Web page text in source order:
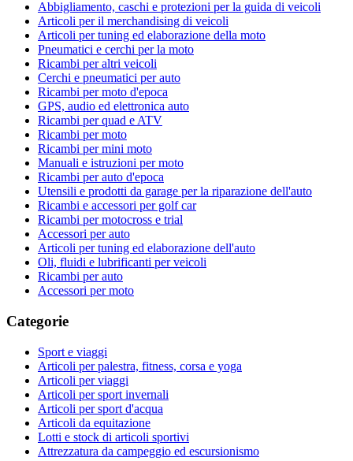
Abbigliamento, caschi e protezioni per la guida di veicoli
Articoli per il merchandising di veicoli
Articoli per tuning ed elaborazione della moto
Pneumatici e cerchi per la moto
Ricambi per altri veicoli
Cerchi e pneumatici per auto
Ricambi per moto d'epoca
GPS, audio ed elettronica auto
Ricambi per quad e ATV
Ricambi per moto
Ricambi per mini moto
Manuali e istruzioni per moto
Ricambi per auto d'epoca
Utensili e prodotti da garage per la riparazione dell'auto
Ricambi e accessori per golf car
Ricambi per motocross e trial
Accessori per auto
Articoli per tuning ed elaborazione dell'auto
Oli, fluidi e lubrificanti per veicoli
Ricambi per auto
Accessori per moto
Categorie
Sport e viaggi
Articoli per palestra, fitness, corsa e yoga
Articoli per viaggi
Articoli per sport invernali
Articoli per sport d'acqua
Articoli da equitazione
Lotti e stock di articoli sportivi
Attrezzatura da campeggio ed escursionismo